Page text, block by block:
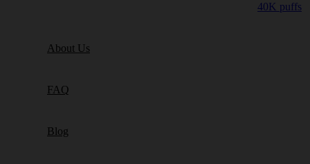
40K puffs
About Us
FAQ
Blog